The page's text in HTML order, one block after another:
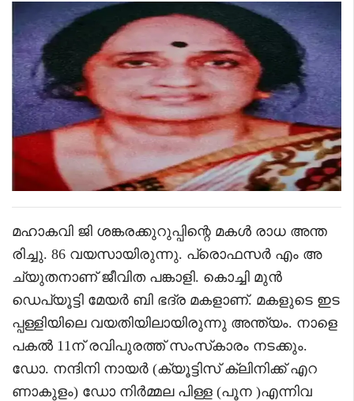
മഹാകവി ജി ശങ്കരക്കുറുപ്പിന്റെ മകൾ രാധ അന്ത
രിച്ചു. 86 വയസായിരുന്നു. പ്രൊഫസർ എം അ
ച്യുതനാണ് ജീവിത പങ്കാളി. കൊച്ചി മുൻ
ഡെപ്യൂട്ടി മേയർ ബി ഭദ്ര മകളാണ്. മകളുടെ ഇട
പ്പള്ളിയിലെ വയതിയിലായിരുന്നു അന്ത്യം. നാളെ
പകൽ 11ന് രവിപുരത്ത് സംസ്‌കാരം നടക്കും.
ഡോ. നന്ദിനി നായർ (ക്യൂട്ടിസ് ക്ലിനിക്ക് എറ
ണാകുളം) ഡോ നിർമ്മല പിള്ള (പൂന )എന്നിവ